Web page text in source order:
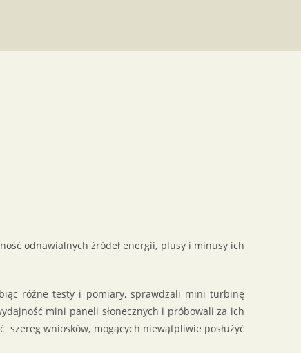
odnawialnych źródeł energii, plusy i minusy ich
różne testy i pomiary, sprawdzali mini turbinę
mini paneli słonecznych i próbowali za ich
wniosków, mogących niewątpliwie posłużyć